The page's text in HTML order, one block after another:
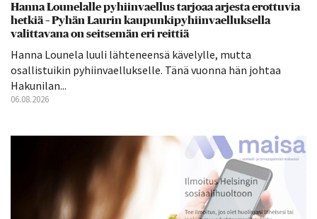
Hanna Lounelalle pyhiinvaellus tarjoaa arjesta erottuvia
hetkiä – Pyhän Laurin kaupunkipyhiinvaelluksella
valittavana on seitsemän eri reittiä
Hanna Lounela luuli lähteneensä kävelylle, mutta
osallistuikin pyhiinvaellukselle. Tänä vuonna hän johtaa
Hakunilan...
06.08.2026